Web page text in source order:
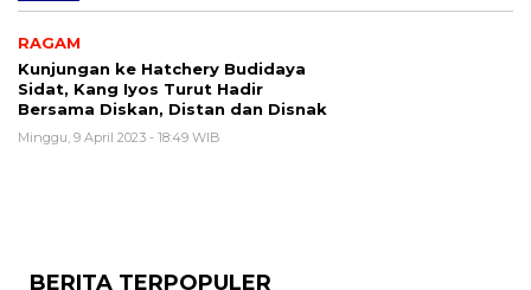
RAGAM
Kunjungan ke Hatchery Budidaya
Sidat, Kang Iyos Turut Hadir
Bersama Diskan, Distan dan Disnak
Minggu, 9 April 2023 - 18:49 WIB
BERITA TERPOPULER